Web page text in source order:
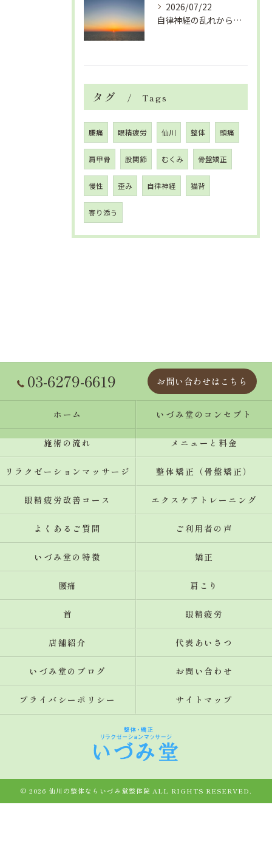
2026/07/22
自律神経の乱れから生活習慣病、血液循環の滞り
タグ Tags
腰痛 眼精疲労 仙川 整体 頭痛
肩甲骨 股関節 むくみ 骨盤矯正
慢性 歪み 自律神経 猫背
寄り添う
03-6279-6619 お問い合わせはこちら
ホーム いづみ堂のコンセプト
施術の流れ メニューと料金
リラクゼーションマッサージ 整体矯正（骨盤矯正）
眼精疲労改善コース エクスケアトレーニング
よくあるご質問 ご利用者の声
いづみ堂の特徴 矯正
腰痛 肩こり
首 眼精疲労
店舗紹介 代表あいさつ
いづみ堂のブログ お問い合わせ
プライバシーポリシー サイトマップ
© 2026 仙川の整体ならいづみ堂整体院 ALL RIGHTS RESERVED.